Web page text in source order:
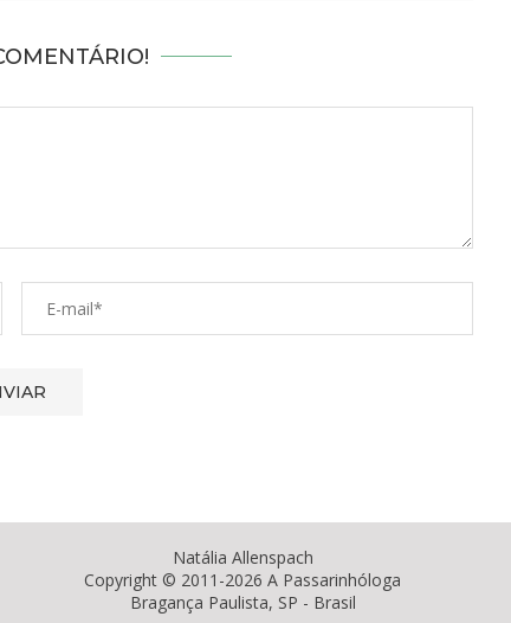
Natália Allenspach
Copyright © 2011-2026 A Passarinhóloga
Bragança Paulista, SP - Brasil